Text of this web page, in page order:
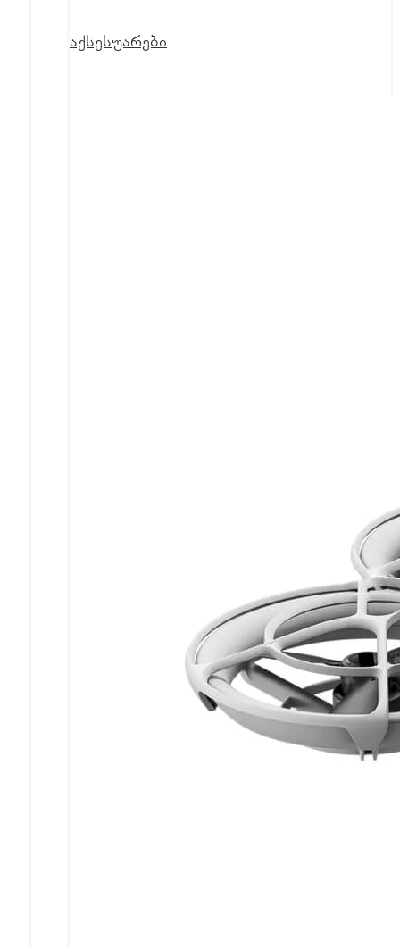
აქსესუარები